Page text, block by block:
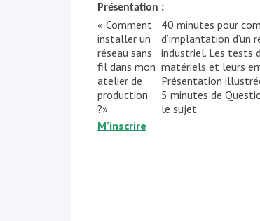
Présentation :
« Comment
installer un
réseau sans
fil dans mon
atelier de
production
?»
40 minutes pour
d’implantation d’un
industriel. Les tests
matériels et leurs
Présentation
5 minutes de
le sujet.
M’inscrire